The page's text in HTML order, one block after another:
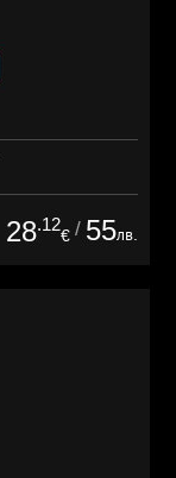
28.12
€ / 55лв.